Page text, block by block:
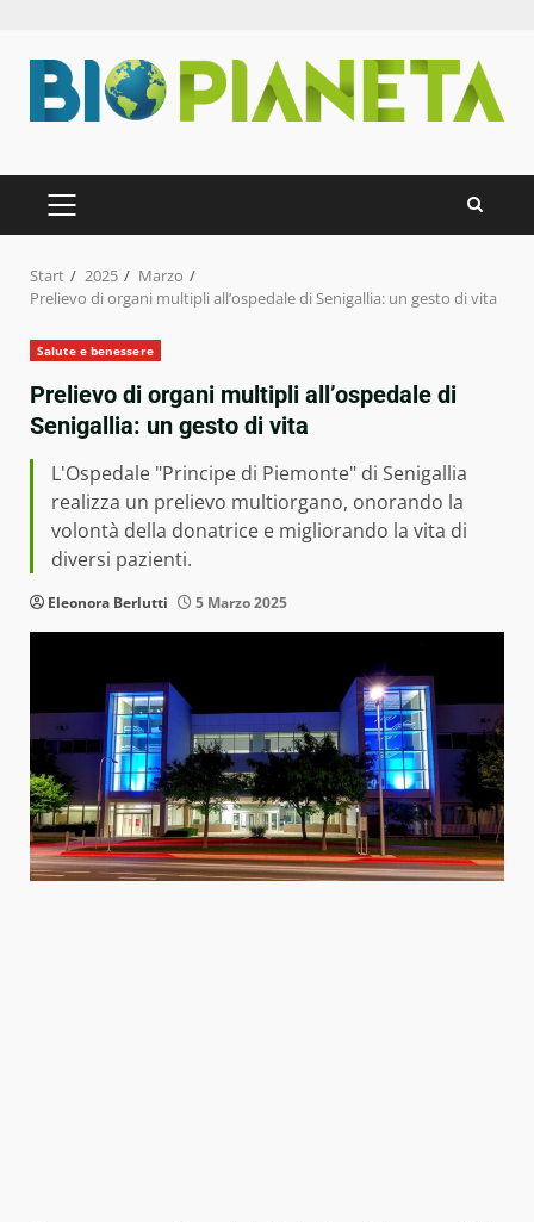
Inhalt
springen
PRIMÄRES
MENÜ
Start 2025
Marzo
Prelievo di organi multipli all’ospedale di Senigallia: un gesto di vita
Salute e benessere
Prelievo di organi multipli all’ospedale di
Senigallia: un gesto di vita
L'Ospedale "Principe di Piemonte" di Senigallia
realizza un prelievo multiorgano, onorando la
volontà della donatrice e migliorando la vita di
diversi pazienti.
Eleonora Berlutti 5 Marzo 2025